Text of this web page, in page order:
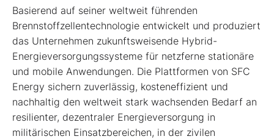
Basierend auf seiner weltweit führenden
Brennstoffzellentechnologie entwickelt und produziert
das Unternehmen zukunftsweisende Hybrid-
Energieversorgungssysteme für netzferne stationäre
und mobile Anwendungen. Die Plattformen von SFC
Energy sichern zuverlässig, kosteneffizient und
nachhaltig den weltweit stark wachsenden Bedarf an
resilienter, dezentraler Energieversorgung in
militärischen Einsatzbereichen, in der zivilen